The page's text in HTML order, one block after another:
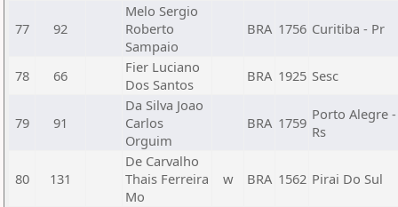
77 92
Melo Sergio
Roberto
Sampaio
BRA 1756 Curitiba - Pr
78 66
Fier Luciano
Dos Santos
BRA 1925 Sesc
79 91
Da Silva Joao
Carlos
Orguim
BRA 1759 Porto Alegre -
Rs
80 131
De Carvalho
Thais Ferreira
Mo
w BRA 1562 Pirai Do Sul